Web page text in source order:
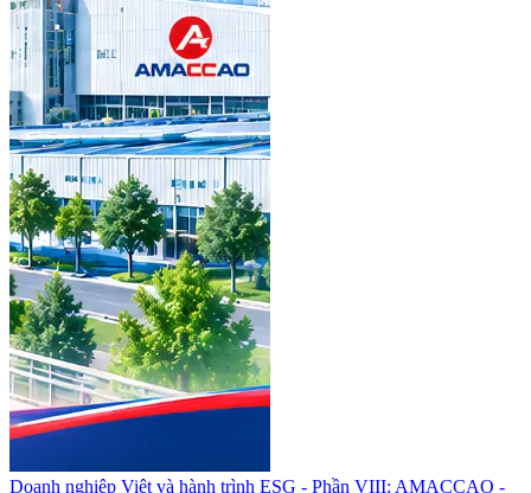
Doanh nghiệp Việt và hành trình ESG - Phần VIII: AMACCAO -